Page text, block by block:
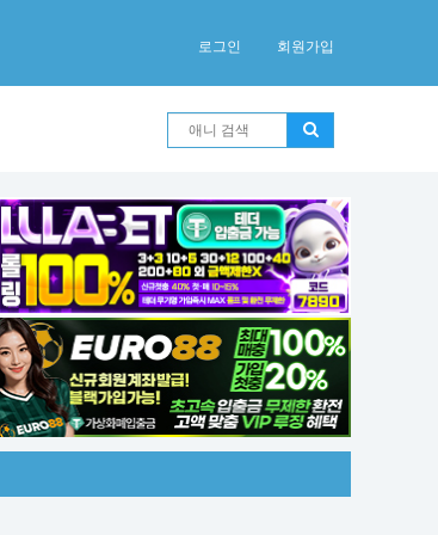
로그인 회원가입